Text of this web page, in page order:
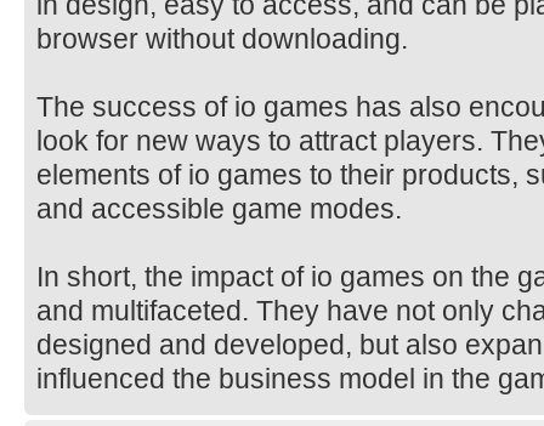
browser without downloading.
The success of io games has also
look for new ways to attract players.
elements of io games to their products,
and accessible game modes.
In short, the impact of io games on the
and multifaceted. They have not only
designed and developed, but also
influenced the business model in the